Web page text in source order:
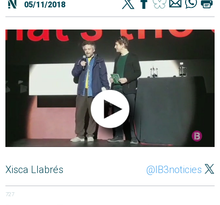
05/11/2018
Xisca Llabrés @IB3noticies
727